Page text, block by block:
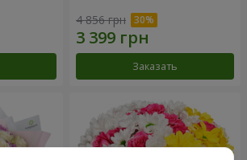
4 856 грн
Заказать